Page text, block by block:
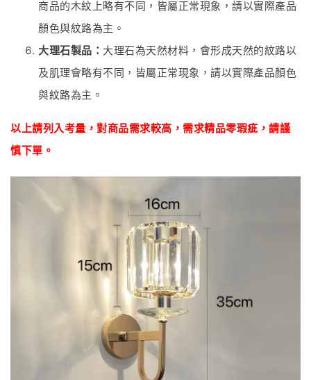
商品的木紋上略有不同，皆屬正常現象，請以實際產品
顏色與紋路為主。
大理石製品： 大理石為天然材料，會形成天然的紋路以
及肌理會略有不同，皆屬正常現象，請以實際產品顏色
與紋路為主。
以上請列入考量，對商品需求較高，需求精品零瑕疵 ， 請謹
慎下單。